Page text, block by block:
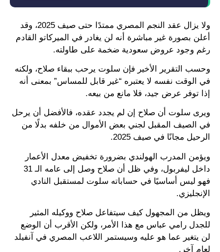
ولا يزال عقد النجم المصري ممتدًا حتى صيف 2025، وقد
أعلن بصورة غير مباشرة أنه لن يغادر في الميركاتو القادم
رغم وجود عروض سعودية ضخمة على طاولته.
وحسب التقرير الأخير فإن سلوت يرحب ببقاء صلاح، ولكنه
في الوقت نفسه لا يعتبره “غير قابل للمساس” بمعنى أنه
إذا توفر عرض جيد، فلا مانع من بيعه.
ويرى سلوت أن صلاح إن لم يجدد عقده، فالأفضل أن يرحل
في الصيف المقبل لجني بعض الأموال من خلفه بدلًا من
الرحيل مجانًا في صيف 2025.
ويؤمن المدرب الهولندي بضرورة تخفيض معدل الأعمار
داخل ليفربول، وفي ظل أن صلاح وصل إلى عامه الـ 31
فهو ليس أساسيًا في حساباته سلوت لمستقبل النادي
الإنجليزي.
ويظل من المجهول كيف سيتفاعل صلاح ووكيله المثير
للجدل رامي عباس مع هذا الأمر، ولكن الأقرب أن الوضع
لن يتغير عما هو عليه وسيستمر اللاعب المصري في آنفيلد
لعام آخر.